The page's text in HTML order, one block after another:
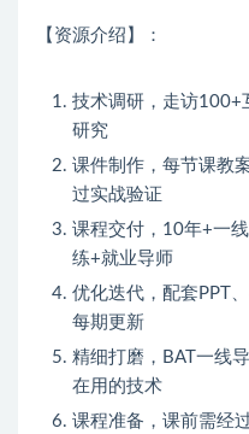
【资源介绍】：
技术调研，走访100+
研究
课件制作，每节课教
过实战验证
课程交付，10年+一
练+就业导师
优化迭代，配套PPT
每期更新
精细打磨，BAT一线
在用的技术
课程准备，课前需经